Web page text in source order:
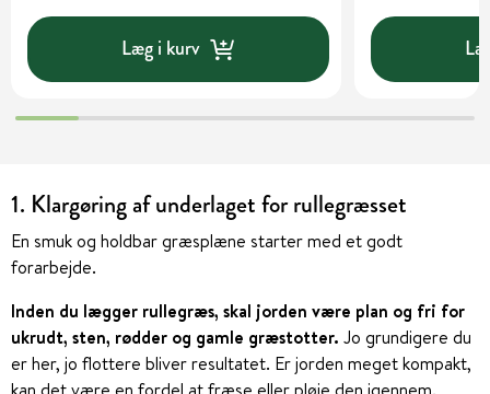
Læg i kurv
1. Klargøring af underlaget for rullegræsset
En smuk og holdbar græsplæne starter med et godt
forarbejde.
Inden du lægger rullegræs, skal jorden være plan og fri for
ukrudt, sten, rødder og gamle græstotter. Jo grundigere du
er her, jo flottere bliver resultatet. Er jorden meget kompakt,